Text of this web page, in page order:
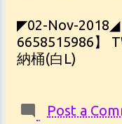
◤02-Nov-2018◢
6658515986】
納桶(白L)
Post a